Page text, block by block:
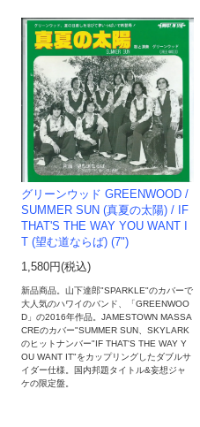
グリーンウッド GREENWOOD /
SUMMER SUN (真夏の太陽) / IF
THAT'S THE WAY YOU WANT I
T (望む道ならば) (7")
1,580円(税込)
新品商品。山下達郎"SPARKLE"のカバーで
大人気のハワイのバンド、「GREENWOO
D」の2016年作品。JAMESTOWN MASSA
CREのカバー"SUMMER SUN、SKYLARK
のヒットナンバー"IF THAT'S THE WAY Y
OU WANT IT"をカップリングしたダブルサ
イダー仕様。国内邦題タイトル&妄想ジャ
ケの限定盤。